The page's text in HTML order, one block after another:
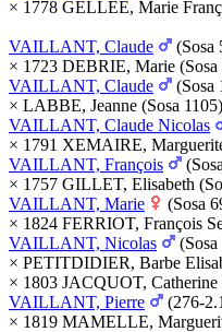
× 1778 GELLÉE, Marie
VAILLANT, Claude
(Sosa
× 1723 DEBRIE, Marie (Sosa
VAILLANT, Claude
(Sosa
× LABBE, Jeanne (Sosa 1105)
VAILLANT, Claude Nicolas
× 1791 XEMAIRE,
VAILLANT, François
× 1757 GILLET, Elisabeth
VAILLANT, Marie
(Sosa
× 1824 FERRIOT, François
VAILLANT, Nicolas
× PETITDIDIER, Barbe
× 1803 JACQUOT, Catherine
VAILLANT, Pierre
(276-
× 1819 MAMELLE,